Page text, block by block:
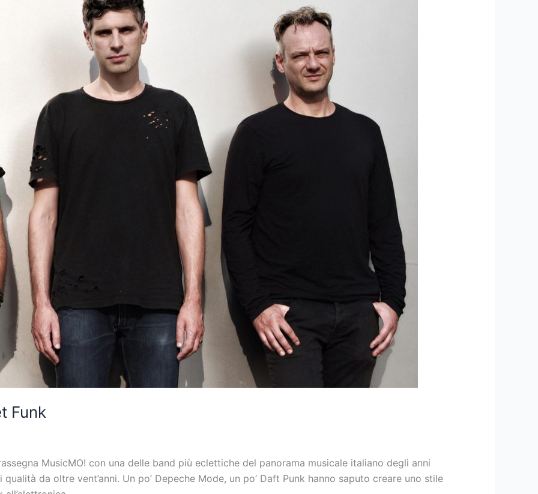
Funk
MusicMO! con una delle band più eclettiche del panorama musicale italiano degli anni
da oltre vent’anni. Un po’ Depeche Mode, un po’ Daft Punk hanno saputo creare uno stile